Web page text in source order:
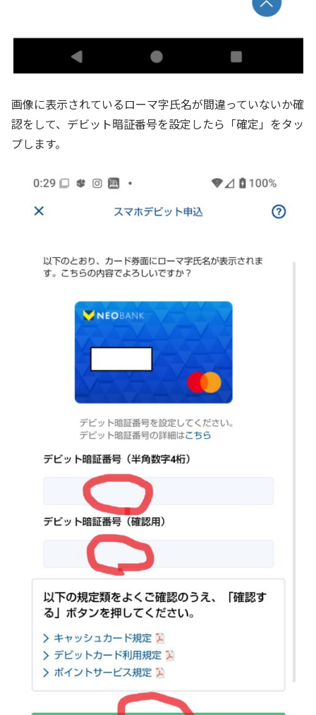
画像に表示されているローマ字氏名が間違っていないか確
認をして、デビット暗証番号を設定したら「確定」をタッ
プします。